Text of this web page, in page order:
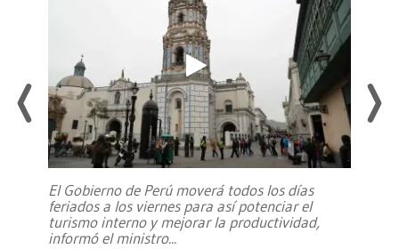
El Gobierno de Perú moverá todos los días
feriados a los viernes para así potenciar el
turismo interno y mejorar la productividad,
informó el ministro...